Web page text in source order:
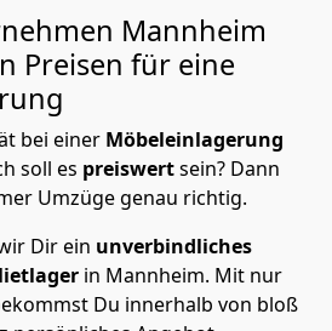
Mannheim
Preisen für eine
bei einer Möbeleinlagerung
soll es preiswertsein? Dann
Umzüge genau richtig.
Dir ein unverbindliches
in Mannheim. Mit nur
Du innerhalb von bloß